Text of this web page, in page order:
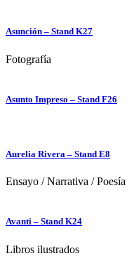
Asunción – Stand K27
Fotografía
Asunto Impreso – Stand F26
Aurelia Rivera – Stand E8
Ensayo /Narrativa /Poesía
Avanti – Stand K24
Libros ilustrados